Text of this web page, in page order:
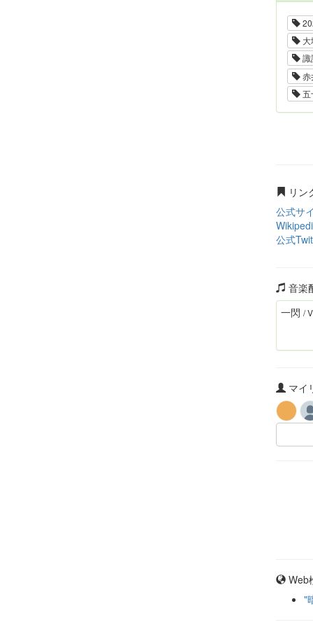
大
諏
赤
五
リン
公式サ
公式
音楽
⼀閃 /
マイ
Web
"